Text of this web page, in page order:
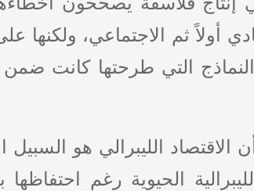
أولاً ثم الاجتماعي،
التي طرحتها كانت ضمن
الليبرالي هو
الحيوية رغم